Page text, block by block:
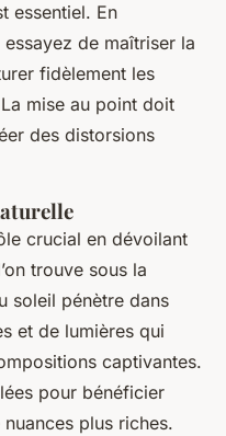
essentiel. En
de maîtriser la
fidèlement les
mise au point doit
des distorsions
crucial en dévoilant
trouve sous la
soleil pénètre dans
et de lumières qui
captivantes.
pour bénéficier
plus riches.